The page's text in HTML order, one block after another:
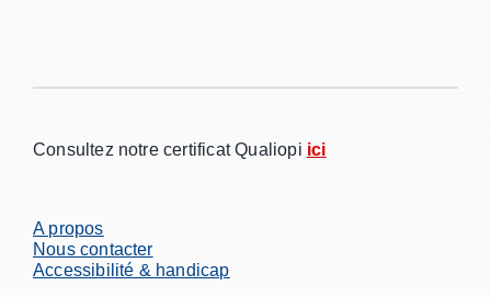
Consultez notre certificat Qualiopi ici
A propos
Nous contacter
Accessibilité & handicap